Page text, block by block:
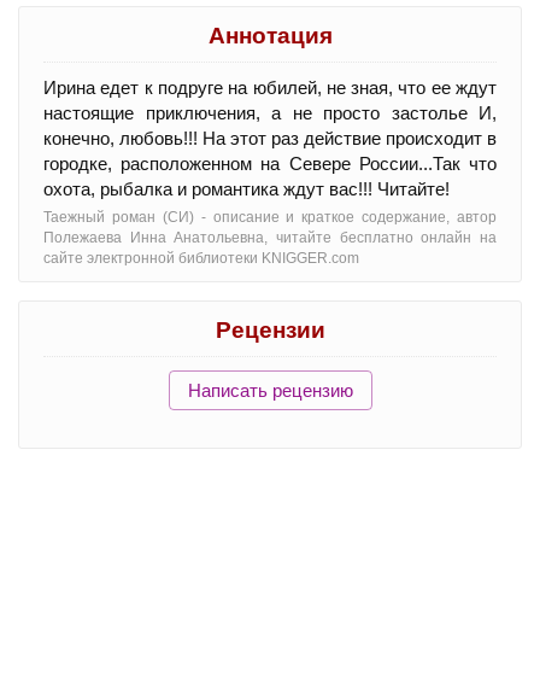
Аннотация
Ирина едет к подруге на юбилей, не зная, что ее ждут
настоящие приключения, а не просто застолье И,
конечно, любовь!!! На этот раз действие происходит в
городке, расположенном на Севере России...Так что
охота, рыбалка и романтика ждут вас!!! Читайте!
Таежный роман (СИ) - oписание и краткое содержание, автор
Полежаева Инна Анатольевна, читайте бесплатно онлайн на
сайте электронной библиотеки KNIGGER.com
Рецензии
Написать рецензию